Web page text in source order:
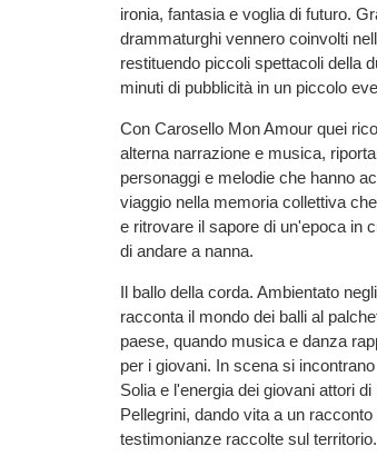
ironia, fantasia e voglia di futuro.
drammaturghi vennero coinvolti
restituendo piccoli spettacoli della
minuti di pubblicità in un piccolo
Con Carosello Mon Amour quei
alterna narrazione e musica,
personaggi e melodie che hanno
viaggio nella memoria collettiva
e ritrovare il sapore di un'epoca in
di andare a nanna.
Il ballo della corda. Ambientato
racconta il mondo dei balli al
paese, quando musica e danza
per i giovani. In scena si
Solia e l'energia dei giovani attori
Pellegrini, dando vita a un
testimonianze raccolte sul territorio.